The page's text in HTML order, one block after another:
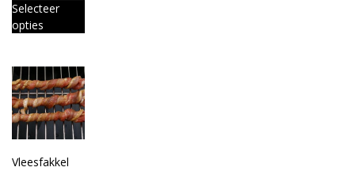
Selecteer
opties
Vleesfakkel